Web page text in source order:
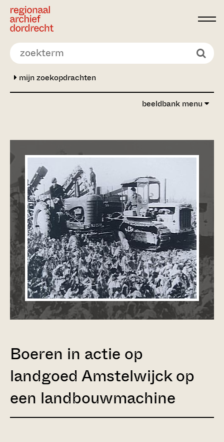
Ga direct naar de inhoud
mijn zoekopdrachten
beeldbank menu
Boeren in actie op
landgoed Amstelwijck op
een landbouwmachine